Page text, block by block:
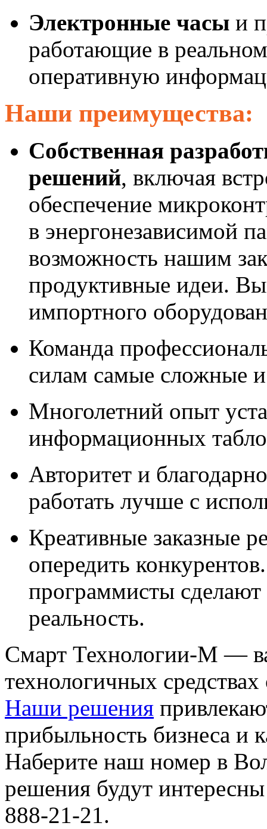
Электронные часы и
работающие в
оперативную
Наши преимущества:
Собственная
решений, включая
обеспечение
в энергонезависимой
возможность нашим
продуктивные идеи.
импортного
Команда
силам самые сложные
Многолетний опыт
информационных
Авторитет и
работать лучше с
Креативные заказные
опередить
программисты сделают
реальность.
Смарт Технологии-М —
технологичных
Наши решения
прибыльность бизнеса и
Наберите наш номер в
решения будут
888-21-21.